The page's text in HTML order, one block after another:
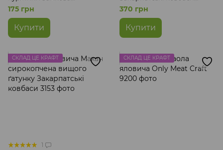
Закарпатські ковбаси
сирокопчена першого
гатунку
175 грн
Купити
сирокопчена вищого
ґатунку
370 грн
Купити
СКЛАД ЦЕ КРАФТ
1
СКЛАД ЦЕ КРАФТ